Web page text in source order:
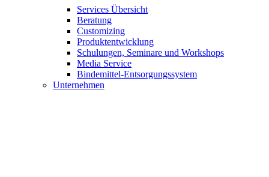
Services Übersicht
Beratung
Customizing
Produktentwicklung
Schulungen, Seminare und Workshops
Media Service
Bindemittel-Entsorgungssystem
Unternehmen